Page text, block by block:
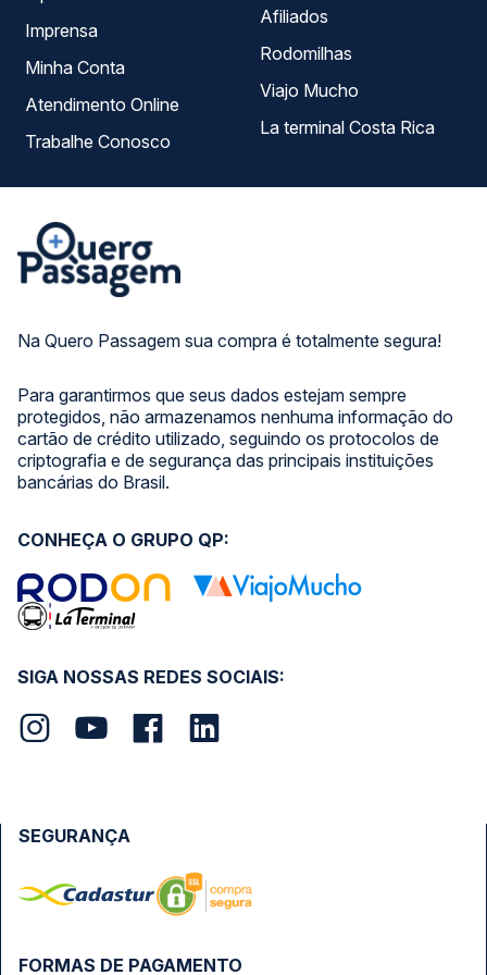
Na Quero Passagem sua compra é totalmente segura!
Para garantirmos que seus dados estejam sempre
protegidos, não armazenamos nenhuma informação do
cartão de crédito utilizado, seguindo os protocolos de
criptografia e de segurança das principais instituições
bancárias do Brasil.
Imprensa
Minha Conta
Atendimento Online
Trabalhe Conosco
Afiliados
Rodomilhas
Viajo Mucho
La terminal Costa Rica
SIGA NOSSAS REDES SOCIAIS:
CONHEÇA O GRUPO QP:
FORMAS DE PAGAMENTO
SEGURANÇA